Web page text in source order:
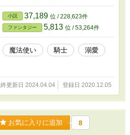
かなにくれとなく世話をされること
……おまえがこんなに子ども好きだとは
った」 「いや、俺は子どもが好きなん
よ。君が好きだから、子どもの君もか
うし好きなだけだ」 そんなことを大真
う国一番の騎士に溺愛される、平々
法使いのフィオラが、元の姿に戻るま
小説 37,189 位 / 228,623件
ファンタジー 5,813 位 / 53,264件
魔法使い 騎士
溺愛
更新日 2024.04.04 登録日 2020.12.05
お気に入りに追加 8